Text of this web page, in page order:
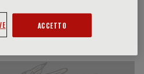
relatore
ACCETTO